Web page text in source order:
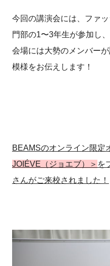
今回の講演会には、ファ
門部の1〜3年生が参加し、
会場には大勢のメンバー
模様をお伝えします！
BEAMSのオンライン限定
JOIÉVE（ジョエブ）＞ を
さんがご来校されました！